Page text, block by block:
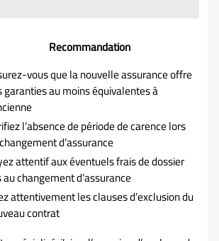
Recommandation
vous que la nouvelle assurance offre
garanties au moins équivalentes à
l’absence de période de carence lors
d’assurance
attentif aux éventuels frais de dossier
au changement d’assurance
attentivement les clauses d’exclusion du
contrat